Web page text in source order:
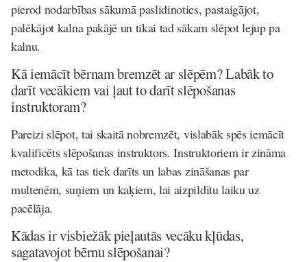
pierod nodarbības sākumā paslidinoties, pastaigājot,
palēkājot kalna pakājē un tikai tad sākam slēpot lejup pa
kalnu.
Kā iemācīt bērnam bremzēt ar slēpēm? Labāk to
darīt vecākiem vai ļaut to darīt slēpošanas
instruktoram?
Pareizi slēpot, tai skaitā nobremzēt, vislabāk spēs iemācīt
kvalificēts slēpošanas instruktors. Instruktoriem ir zināma
metodika, kā tas tiek darīts un labas zināšanas par
multenēm, suņiem un kaķiem, lai aizpildītu laiku uz
pacēlāja.
Kādas ir visbiežāk pieļautās vecāku kļūdas,
sagatavojot bērnu slēpošanai?